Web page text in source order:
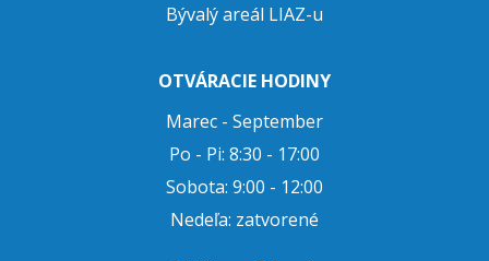
Bývalý areál LIAZ-u
OTVÁRACIE HODINY
Marec - September
Po - Pi: 8:30 - 17:00
Sobota: 9:00 - 12:00
Nedeľa: zatvorené